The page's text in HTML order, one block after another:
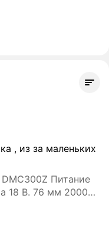
, из за маленьких
Питание
18 В. 76 мм 20000
Угловая